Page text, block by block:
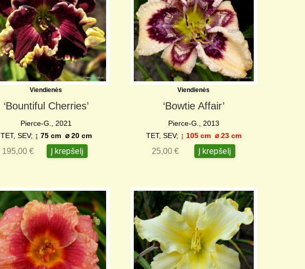
Viendienės
‘Bountiful Cherries’
Pierce-G., 2021
TET, SEV; ↨ 75 cm ⌀ 20 cm
195,00 € Į krepšelį
Viendienės
‘Bowtie Affair’
Pierce-G., 2013
TET, SEV; ↨ 105 cm ⌀ 23 cm
25,00€ Į krepšelį